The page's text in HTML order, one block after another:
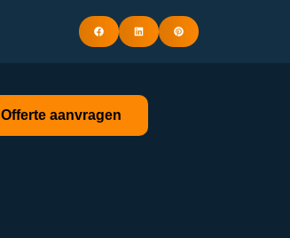
Offerte aanvragen